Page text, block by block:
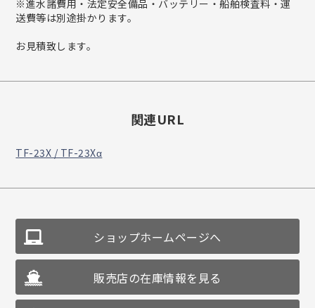
※進水諸費用・法定安全備品・バッテリー・船舶検査料・運
送費等は別途掛かります。
お見積致します。
関連URL
TF-23X / TF-23Xα
ショップホームページへ
販売店の在庫情報を見る